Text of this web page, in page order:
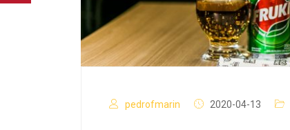
pedrofmarin 2020-04-13